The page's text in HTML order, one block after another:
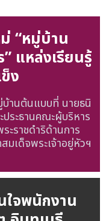
“หมู่บ้าน
แหล่งเรียนรู้
ง
านต้นแบบที่ นายธนิ
ระธานคณะผู้บริหาร
ะราชดำริด้านการ
เด็จพระเจ้าอยู่หัวฯ
จพนักงาน